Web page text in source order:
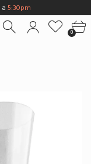
a 5:30pm
5:00pm
3:00pm
0